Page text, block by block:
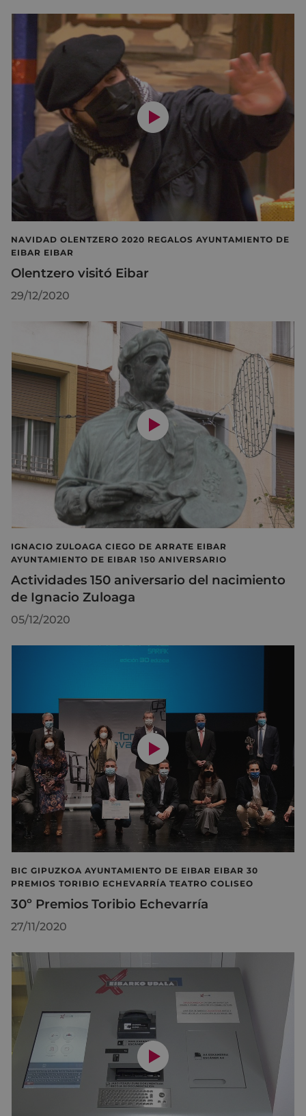
NAVIDAD OLENTZERO 2020 REGALOS AYUNTAMIENTO DE
EIBAR EIBAR
Olentzero visitó Eibar
29/12/2020
IGNACIO ZULOAGA CIEGO DE ARRATE EIBAR
AYUNTAMIENTO DE EIBAR 150 ANIVERSARIO
Actividades 150 aniversario del nacimiento
de Ignacio Zuloaga
05/12/2020
BIC GIPUZKOA AYUNTAMIENTO DE EIBAR EIBAR 30
PREMIOS TORIBIO ECHEVARRÍA TEATRO COLISEO
30º Premios Toribio Echevarría
27/11/2020